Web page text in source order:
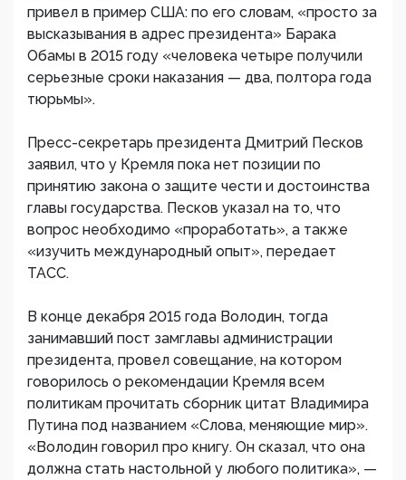
привел в пример США: по его словам, «просто за
высказывания в адрес президента» Барака
Обамы в 2015 году «человека четыре получили
серьезные сроки наказания — два, полтора года
тюрьмы».
Пресс-секретарь президента Дмитрий Песков
заявил, что у Кремля пока нет позиции по
принятию закона о защите чести и достоинства
главы государства. Песков указал на то, что
вопрос необходимо «проработать», а также
«изучить международный опыт», передает
ТАСС.
В конце декабря 2015 года Володин, тогда
занимавший пост замглавы администрации
президента, провел совещание, на котором
говорилось о рекомендации Кремля всем
политикам прочитать сборник цитат Владимира
Путина под названием «Слова, меняющие мир».
«Володин говорил про книгу. Он сказал, что она
должна стать настольной у любого политика», —